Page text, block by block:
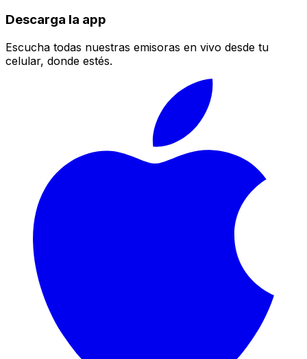
Descarga la app
Escucha todas nuestras emisoras en vivo desde tu
celular, donde estés.